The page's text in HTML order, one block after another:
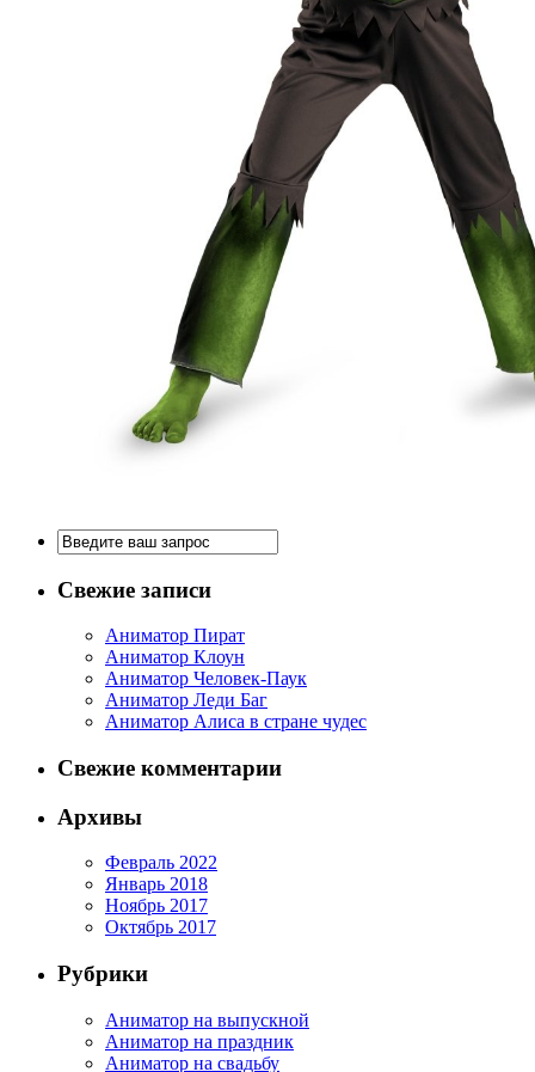
Свежие записи
Аниматор Пират
Аниматор Клоун
Аниматор Человек-Паук
Аниматор Леди Баг
Аниматор Алиса в стране чудес
Свежие комментарии
Архивы
Февраль 2022
Январь 2018
Ноябрь 2017
Октябрь 2017
Рубрики
Аниматор на выпускной
Аниматор на праздник
Аниматор на свадьбу